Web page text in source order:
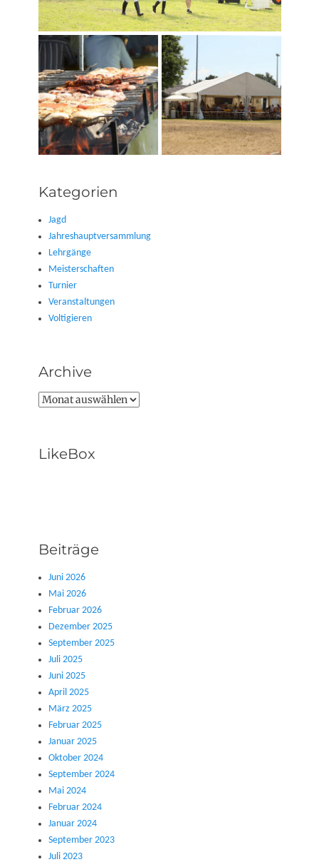
Kategorien
Jagd
Jahreshauptversammlung
Lehrgänge
Meisterschaften
Turnier
Veranstaltungen
Voltigieren
Archive
Archive
LikeBox
Beiträge
Juni 2026
Mai 2026
Februar 2026
Dezember 2025
September 2025
Juli 2025
Juni 2025
April 2025
März 2025
Februar 2025
Januar 2025
Oktober 2024
September 2024
Mai 2024
Februar 2024
Januar 2024
September 2023
Juli 2023